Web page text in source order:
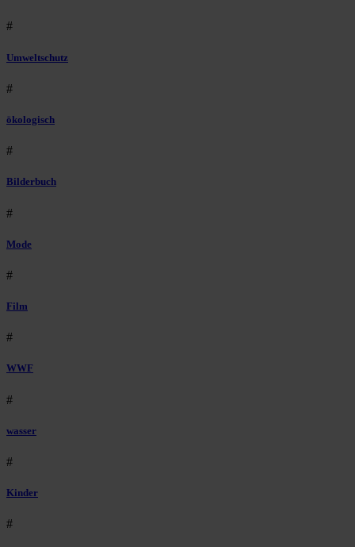
#
Umweltschutz
#
ökologisch
#
Bilderbuch
#
Mode
#
Film
#
WWF
#
wasser
#
Kinder
#